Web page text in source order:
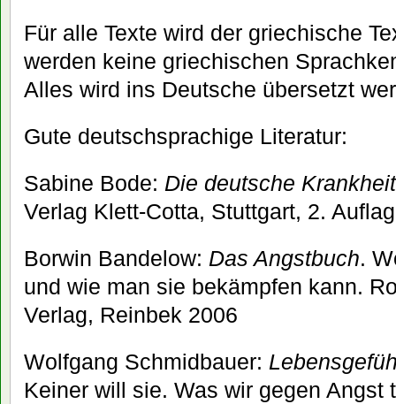
Für alle Texte wird der griechische
werden keine griechischen
Alles wird ins Deutsche übersetzt
Gute deutschsprachige Literatur:
Sabine Bode: Die deutsche
Verlag Klett-Cotta, Stuttgart, 2.
Borwin Bandelow: Das Angstbuch.
und wie man sie bekämpfen kann.
Verlag, Reinbek 2006
Wolfgang Schmidbauer:
Keiner will sie. Was wir gegen Angst